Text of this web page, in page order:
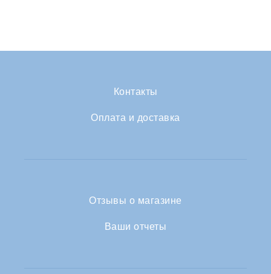
Контакты
Оплата и доставка
Отзывы о магазине
Ваши отчеты